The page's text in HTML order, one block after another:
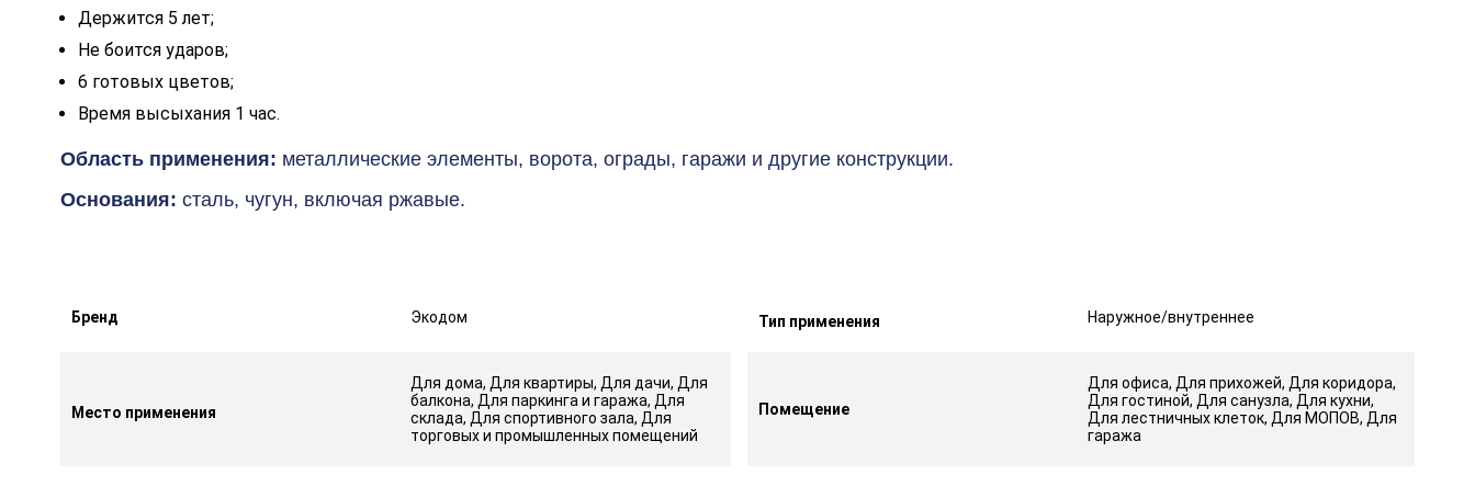
Держится 5 лет;
Не боится ударов;
6 готовых цветов;
Время высыхания 1 час.
Область применения: металлические элементы, ворота, ограды, гаражи и другие конструкции.
Основания: сталь, чугун, включая ржавые.
Бренд Экодом Тип применения Наружное/внутреннее
Место применения
Для дома, Для квартиры, Для дачи, Для
балкона, Для паркинга и гаража, Для
склада, Для спортивного зала, Для
торговых и промышленных помещений
Помещение
Для офиса, Для прихожей, Для коридора,
Для гостиной, Для санузла, Для кухни,
Для лестничных клеток, Для МОПОВ, Для
гаража